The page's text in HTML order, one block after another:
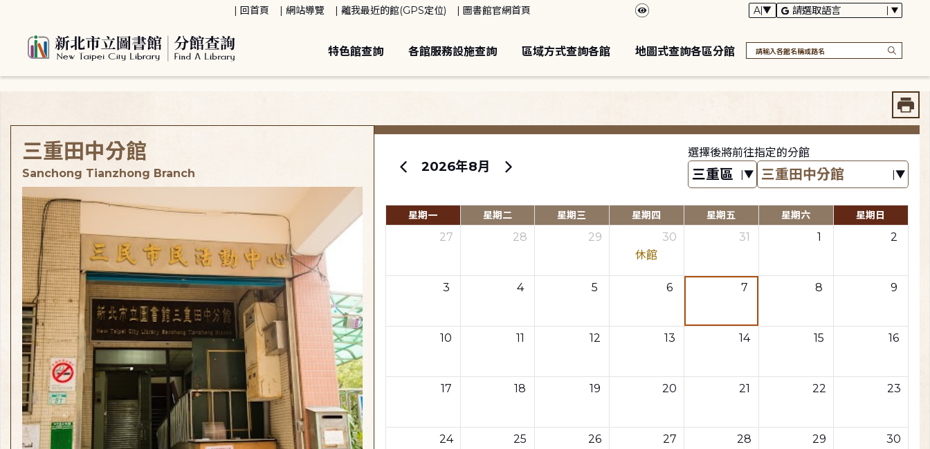
回首頁 網站導覽 離我最近的館(GPS定位) 圖書館官網首頁
特色館查詢 各館服務設施查詢 區域方式查詢各館 地圖式查詢各區分館
2026年8月
選擇後將前往指定的分館
星期一 星期二 星期三 星期四 星期五 星期六 星期日
27 28 29
30
休館
31 1 2
3 4 5 6 7 8 9
10 11 12 13 14 15 16
17 18 19 20 21 22 23
24 25 26
27
28 29 30
三重田中分館
Sanchong Tianzhong Branch